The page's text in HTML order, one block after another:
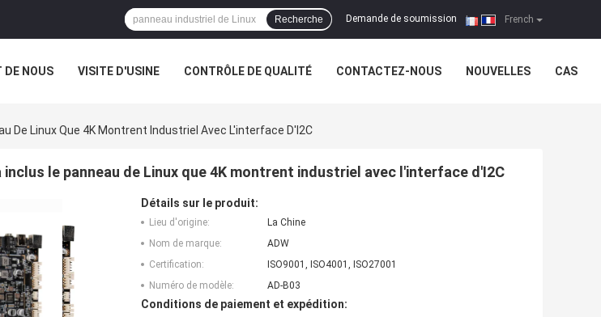
French
Demande de soumission |
Recherche
DE NOUS VISITE D'USINE CONTRÔLE DE QUALITÉ CONTACTEZ-NOUS NOUVELLES CAS
De Linux Que 4K Montrent Industriel Avec L'interface D'I2C
inclus le panneau de Linux que 4K montrent industriel avec l'interface d'I2C
Détails sur le produit:
Lieu d'origine:
La Chine
Nom de marque:
ADW
Certification:
ISO9001, ISO4001, ISO27001
Numéro de modèle:
AD-B03
Conditions de paiement et expédition: